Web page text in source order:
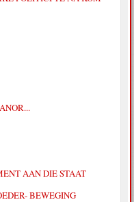
AAN DIE STAAT
BEWEGING